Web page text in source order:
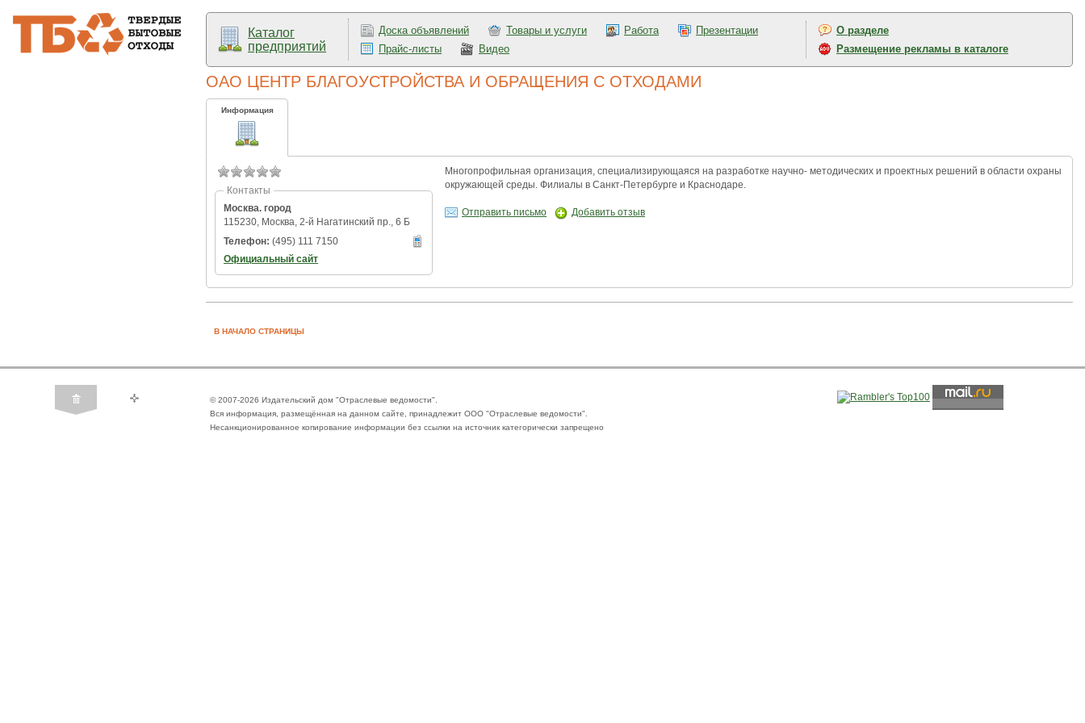
Каталог
предприятий
Доска объявлений Товары и услуги Работа
Презентации
Прайс-листы
Видео
О разделе
Размещение рекламы в каталоге
ОАО ЦЕНТР БЛАГОУСТРОЙСТВА И ОБРАЩЕНИЯ С ОТХОДАМИ
Информация
Контакты
Москва. город
115230, Москва, 2-й Нагатинский пр., 6 Б
Телефон: (495) 111 7150
Официальный сайт
Многопрофильная организация, специализирующаяся на разработке научно- методических и проектных решений в области охраны
окружающей среды. Филиалы в Санкт-Петербурге и Краснодаре.
Отправить письмо Добавить отзыв
В НАЧАЛО СТРАНИЦЫ
© 2007-2026 Издательский дом "Отраслевые ведомости".
Вся информация, размещённая на данном сайте, принадлежит ООО "Отраслевые ведомости".
Несанкционированное копирование информации без ссылки на источник категорически запрещено